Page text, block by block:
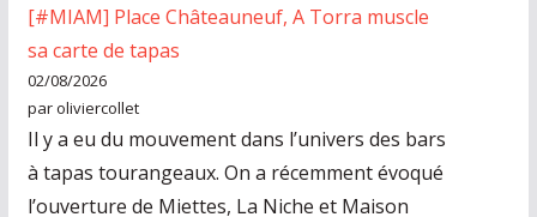
[#MIAM] Place Châteauneuf, A Torra muscle
sa carte de tapas
02/08/2026
par oliviercollet
Il y a eu du mouvement dans l’univers des bars
à tapas tourangeaux. On a récemment évoqué
l’ouverture de Miettes, La Niche et Maison